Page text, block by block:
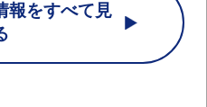
報をすべて見